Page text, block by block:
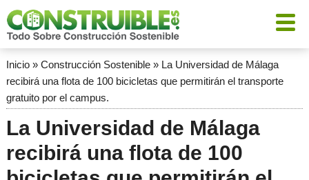
Inicio» Construcción Sostenible» La Universidad de Málaga
recibirá una flota de 100 bicicletas que permitirán el transporte
gratuito por el campus.
La Universidad de Málaga
recibirá una flota de 100